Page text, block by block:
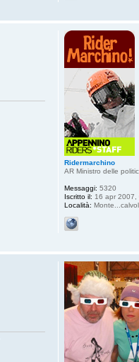
Ridermarchino
AR Ministro delle
Messaggi: 5320
Iscritto il: 16 apr 2007,
Località: